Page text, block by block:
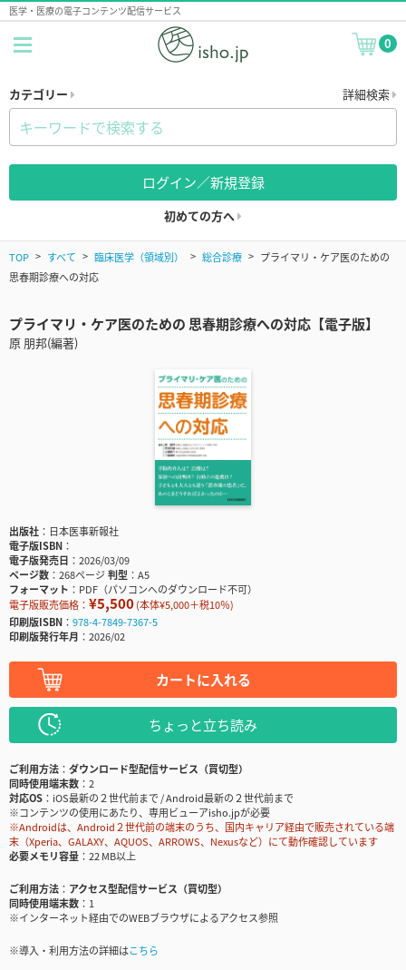
医学・医療の電子コンテンツ配信サービス
0
カテゴリー 詳細検索
ログイン／新規登録
初めての方へ
TOP すべて 臨床医学（領域別） 総合診療
プライマリ・ケア医のための
思春期診療への対応
プライマリ・ケア医のための 思春期診療への対応【電子版】
原 朋邦(編著)
出版社
日本医事新報社
電子版ISBN
電子版発売日
2026/03/09
ページ数
268ページ判型
A5
フォーマット
PDF（パソコンへのダウンロード不可）
電子版販売価格： ¥5,500(本体¥5,000＋税10％)
印刷版ISBN
978-4-7849-7367-5
印刷版発行年月
2026/02
カートに入れる
ちょっと立ち読み
ご利用方法
ダウンロード型配信サービス（買切型）
同時使用端末数
2
対応OS
iOS最新の２世代前まで / Android最新の２世代前まで
※コンテンツの使用にあたり、専用ビューアisho.jpが必要
※Androidは、Android２世代前の端末のうち、国内キャリア経由で販売されている端
末（Xperia、GALAXY、AQUOS、ARROWS、Nexusなど）にて動作確認しています
必要メモリ容量
22 MB以上
ご利用方法
アクセス型配信サービス（買切型）
同時使用端末数
1
※インターネット経由でのWEBブラウザによるアクセス参照
※導入・利用方法の詳細はこちら